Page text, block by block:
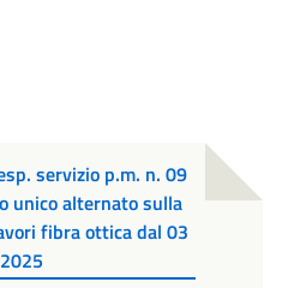
servizio p.m. n. 09
unico alternato sulla
fibra ottica dal 03